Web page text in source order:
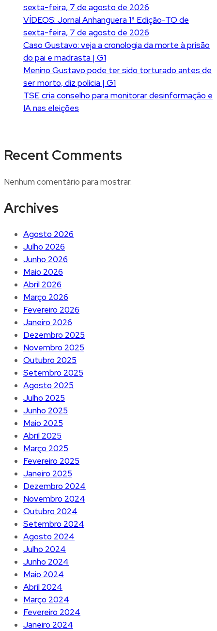
sexta-feira, 7 de agosto de 2026
VÍDEOS: Jornal Anhanguera 1ª Edição-TO de
sexta-feira, 7 de agosto de 2026
Caso Gustavo: veja a cronologia da morte à prisão
do pai e madrasta | G1
Menino Gustavo pode ter sido torturado antes de
ser morto, diz polícia | G1
TSE cria conselho para monitorar desinformação e
IA nas eleições
Recent Comments
Nenhum comentário para mostrar.
Archives
Agosto 2026
Julho 2026
Junho 2026
Maio 2026
Abril 2026
Março 2026
Fevereiro 2026
Janeiro 2026
Dezembro 2025
Novembro 2025
Outubro 2025
Setembro 2025
Agosto 2025
Julho 2025
Junho 2025
Maio 2025
Abril 2025
Março 2025
Fevereiro 2025
Janeiro 2025
Dezembro 2024
Novembro 2024
Outubro 2024
Setembro 2024
Agosto 2024
Julho 2024
Junho 2024
Maio 2024
Abril 2024
Março 2024
Fevereiro 2024
Janeiro 2024